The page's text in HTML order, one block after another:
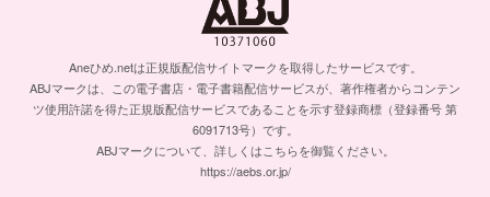
Aneひめ.netは正規版配信サイトマークを取得したサービスです。
ABJマークは、この電子書店・電子書籍配信サービスが、著作権者からコンテン
ツ使用許諾を得た正規版配信サービスであることを示す登録商標（登録番号 第
6091713号）です。
ABJマークについて、詳しくはこちらを御覧ください。
https://aebs.or.jp/